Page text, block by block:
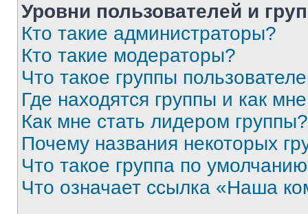
Уровни пользователей и
Кто такие администраторы?
Кто такие модераторы?
Что такое группы
Где находятся группы и как
Как мне стать лидером группы?
Почему названия некоторых
Что такое группа по
Что означает ссылка «Наша